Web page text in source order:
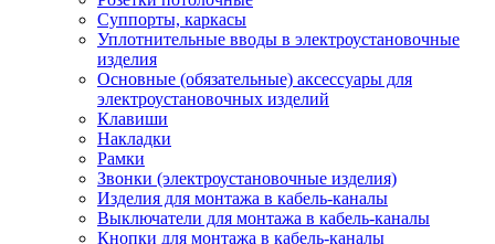
Суппорты, каркасы
Уплотнительные вводы в электроустановочные
изделия
Основные (обязательные) аксессуары для
электроустановочных изделий
Клавиши
Накладки
Рамки
Звонки (электроустановочные изделия)
Изделия для монтажа в кабель-каналы
Выключатели для монтажа в кабель-каналы
Кнопки для монтажа в кабель-каналы